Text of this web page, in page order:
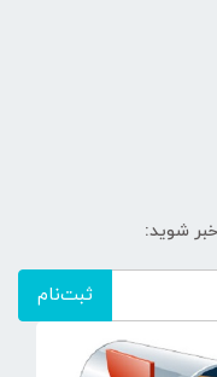
شوید:
ثبت‌نام